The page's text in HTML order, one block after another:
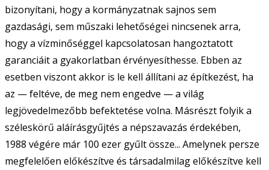
bizonyítani, hogy a kormányzatnak sajnos sem
gazdasági, sem műszaki lehetőségei nincsenek arra,
hogy a vízminőséggel kapcsolatosan hangoztatott
garanciáit a gyakorlatban érvényesíthesse. Ebben az
esetben viszont akkor is le kell állítani az építkezést, ha
az — feltéve, de meg nem engedve — a világ
legjövedelmezőbb befektetése volna. Másrészt folyik a
széleskörű aláírásgyűjtés a népszavazás érdekében,
1988 végére már 100 ezer gyűlt össze... Amelynek persze
megfelelően előkészítve és társadalmilag előkészítve kell